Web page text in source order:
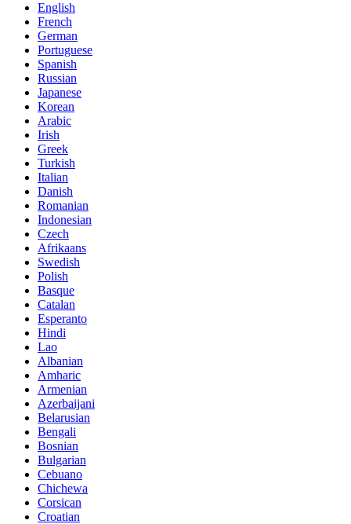
English
French
German
Portuguese
Spanish
Russian
Japanese
Korean
Arabic
Irish
Greek
Turkish
Italian
Danish
Romanian
Indonesian
Czech
Afrikaans
Swedish
Polish
Basque
Catalan
Esperanto
Hindi
Lao
Albanian
Amharic
Armenian
Azerbaijani
Belarusian
Bengali
Bosnian
Bulgarian
Cebuano
Chichewa
Corsican
Croatian